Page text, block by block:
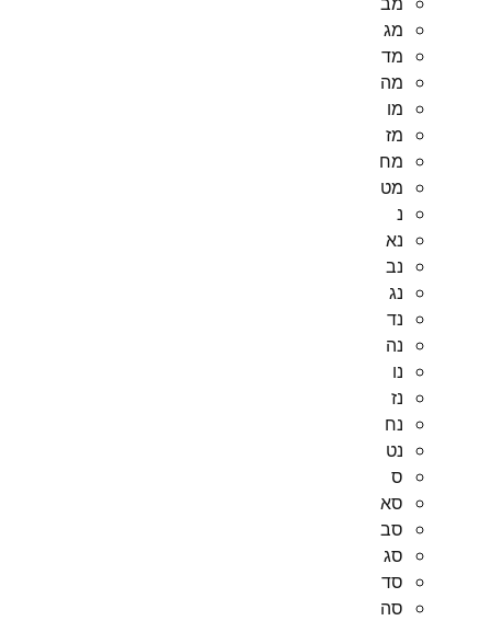
מג
מד
מה
מו
מז
מח
מט
נ
נא
נב
נג
נד
נה
נו
נז
נח
נט
ס
סא
סב
סג
סד
סה